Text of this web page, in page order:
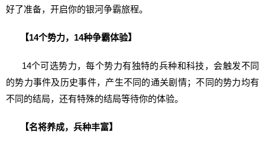
好了准备，开启你的银河争霸旅程。
【14个势力，14种争霸体验】
14个可选势力，每个势力有独特的兵种和科技，会触发不同
的势力事件及历史事件，产生不同的通关剧情；不同的势力均有
不同的结局，还有特殊的结局等待你的体验。
【名将养成，兵种丰富】